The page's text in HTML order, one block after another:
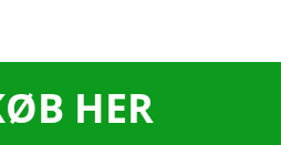
HER